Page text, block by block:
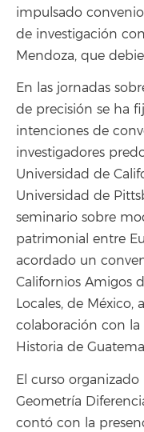
impulsado
de investigación
Mendoza, que
En las jornadas
de precisión se ha
intenciones de
investigadores
Universidad de
Universidad de
seminario sobre
patrimonial entre
acordado un
Californios Amigos
Locales, de
colaboración con la
Historia de
El curso
Geometría
contó con la